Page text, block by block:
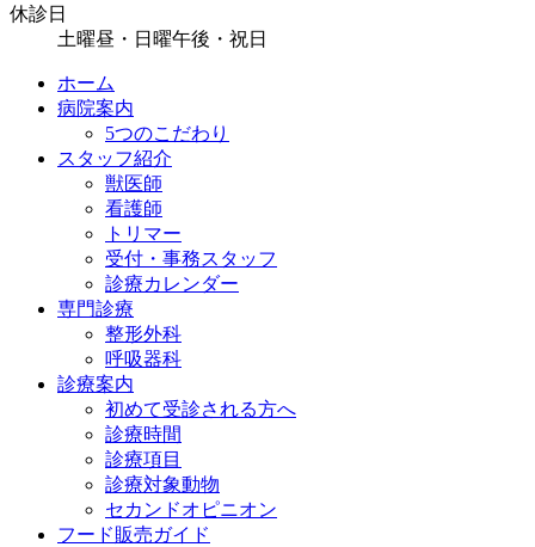
休診日
土曜昼・日曜午後・祝日
ホーム
病院案内
5つのこだわり
スタッフ紹介
獣医師
看護師
トリマー
受付・事務スタッフ
診療カレンダー
専門診療
整形外科
呼吸器科
診療案内
初めて受診される方へ
診療時間
診療項目
診療対象動物
セカンドオピニオン
フード販売ガイド